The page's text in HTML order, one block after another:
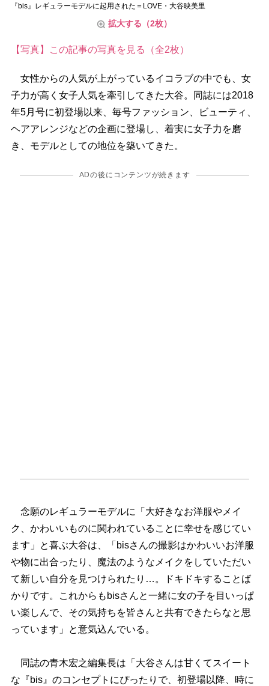
『bis』レギュラーモデルに起用された＝LOVE・大谷映美里
拡大する（2枚）
【写真】この記事の写真を見る（全2枚）
女性からの人気が上がっているイコラブの中でも、女
子力が高く女子人気を牽引してきた大谷。同誌には2018
年5月号に初登場以来、毎号ファッション、ビューティ、
ヘアアレンジなどの企画に登場し、着実に女子力を磨
き、モデルとしての地位を築いてきた。
ADの後にコンテンツが続きます
念願のレギュラーモデルに「大好きなお洋服やメイ
ク、かわいいものに関われていることに幸せを感じてい
ます」と喜ぶ大谷は、「bisさんの撮影はかわいいお洋服
物に出合ったり、魔法のようなメイクをしていただい
て新しい自分を見つけられたり…。ドキドキすることば
かりです。これからもbisさんと一緒に女の子を目いっぱ
い楽しんで、その気持ちを皆さんと共有できたらなと思
っています」と意気込んでいる。
同誌の青木宏之編集長は「大谷さんは甘くてスイート
な『bis』のコンセプトにぴったりで、初登場以降、時に